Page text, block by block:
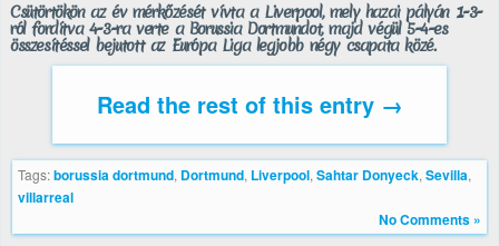
Csütörtökön az év mérkőzését vívta a Liverpool, mely hazai pályán 1-3-
ról fordítva 4-3-ra verte a Borussia Dortmundot, majd végül 5-4-es
összesítéssel bejutott az Európa Liga legjobb négy csapata közé.
Read the rest of this entry →
Tags:borussia dortmund, Dortmund, Liverpool, Sahtar Donyeck, Sevilla,
villarreal
No Comments »